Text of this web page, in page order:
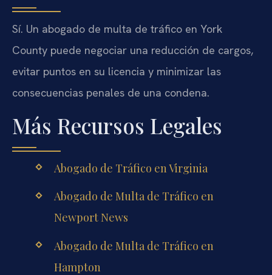
Sí. Un abogado de multa de tráfico en York
County puede negociar una reducción de cargos,
evitar puntos en su licencia y minimizar las
consecuencias penales de una condena.
Más Recursos Legales
Abogado de Tráfico en Virginia
Abogado de Multa de Tráfico en
Newport News
Abogado de Multa de Tráfico en
Hampton